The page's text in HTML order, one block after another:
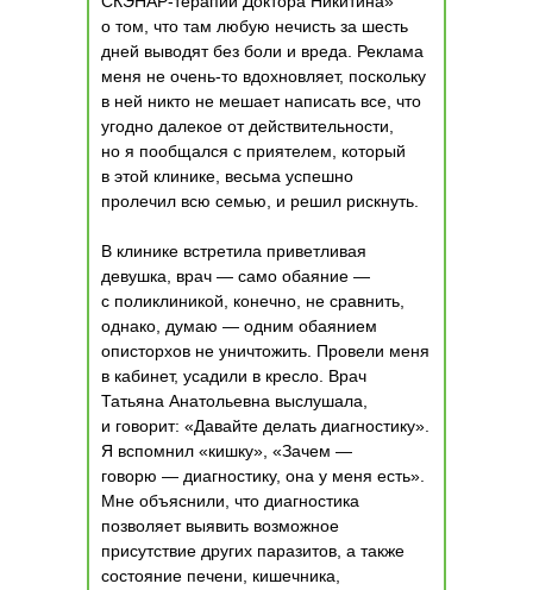
о том, что там любую нечисть за шесть
дней выводят без боли и вреда. Реклама
меня не очень-то вдохновляет, поскольку
в ней никто не мешает написать все, что
угодно далекое от действительности,
но я пообщался с приятелем, который
в этой клинике, весьма успешно
пролечил всю семью, и решил рискнуть.
В клинике встретила приветливая
девушка, врач — само обаяние —
с поликлиникой, конечно, не сравнить,
однако, думаю — одним обаянием
описторхов не уничтожить. Провели меня
в кабинет, усадили в кресло. Врач
Татьяна Анатольевна выслушала,
и говорит: «Давайте делать диагностику».
Я вспомнил «кишку», «Зачем —
говорю — диагностику, она у меня есть».
Мне объяснили, что диагностика
позволяет выявить возможное
присутствие других паразитов, а также
состояние печени, кишечника,